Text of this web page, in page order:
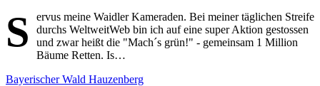
S
ervus meine Waidler Kameraden. Bei meiner täglichen Streife
durchs WeltweitWeb bin ich auf eine super Aktion gestossen
und zwar heißt die "Mach´s grün!" - gemeinsam 1 Million
Bäume Retten. Is…
Bayerischer Wald Hauzenberg